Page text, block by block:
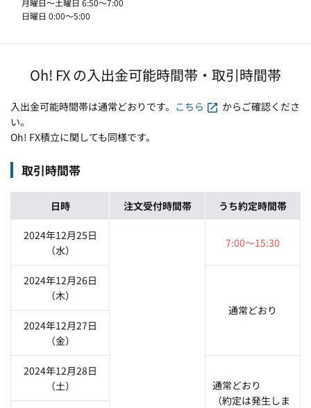
月曜日～土曜日 6:50～7:00
日曜日 0:00～5:00
Oh! FX の入出金可能時間帯・取引時間帯
入出金可能時間帯は通常どおりです。 こちら
からご確認くださ
い。
Oh! FX積立に関しても同様です。
取引時間帯
日時 注文受付時間帯 うち約定時間帯
2024年12月25日
（水）
7:00～15:30
2024年12月26日
（木）
通常どおり
2024年12月27日
（金）
2024年12月28日
（土）
通常どおり
（約定は発生しま